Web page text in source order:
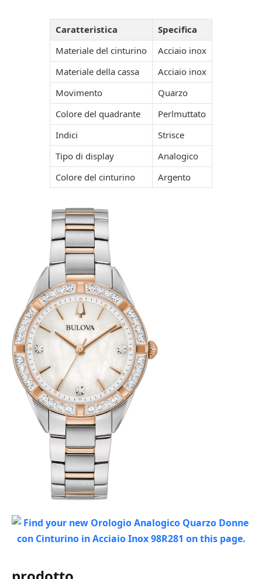
Caratteristica
Specifica
Materiale del cinturino
Acciaio inox
Materiale della cassa
Acciaio inox
Movimento
Quarzo
Colore del quadrante
Perlmuttato
Indici
Strisce
Tipo di display
Analogico
Colore del cinturino
Argento